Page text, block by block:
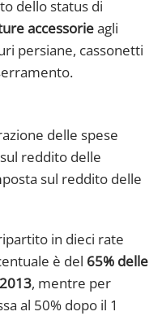
dello status di
accessorieagli
persiane, cassonetti
delle spese
reddito delle
sul reddito delle
in dieci rate
è del 65% delle
, mentre per
al 50% dopo il 1